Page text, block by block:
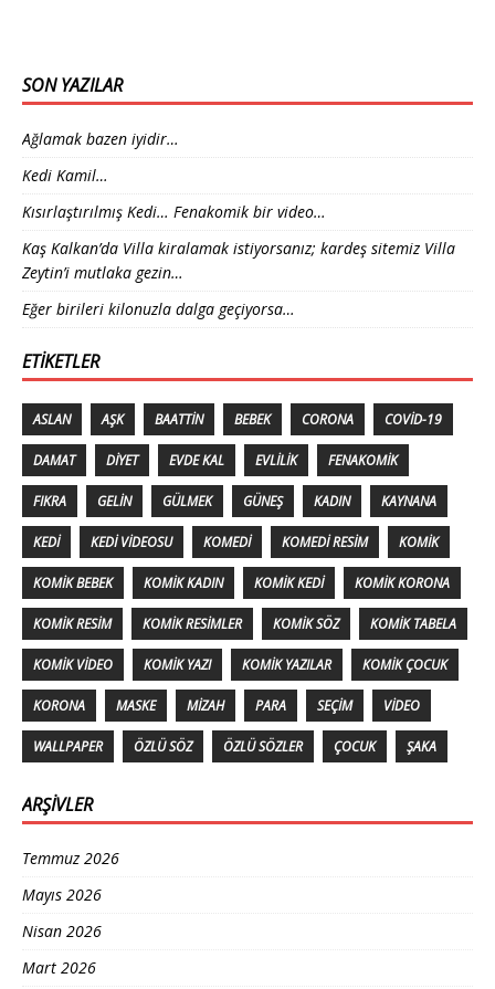
SON YAZILAR
Ağlamak bazen iyidir…
Kedi Kamil…
Kısırlaştırılmış Kedi… Fenakomik bir video…
Kaş Kalkan’da Villa kiralamak istiyorsanız; kardeş sitemiz Villa
Zeytin’i mutlaka gezin…
Eğer birileri kilonuzla dalga geçiyorsa…
ETIKETLER
ASLAN AŞK BAATTIN BEBEK CORONA COVID-19
DAMAT DIYET EVDE KAL EVLILIK FENAKOMIK
FIKRA GELIN GÜLMEK GÜNEŞ KADIN KAYNANA
KEDI KEDI VIDEOSU KOMEDI KOMEDI RESIM KOMIK
KOMIK BEBEK KOMIK KADIN KOMIK KEDI KOMIK KORONA
KOMIK RESIM KOMIK RESIMLER KOMIK SÖZ KOMIK TABELA
KOMIK VIDEO KOMIK YAZI KOMIK YAZILAR KOMIK ÇOCUK
KORONA MASKE MIZAH PARA SEÇIM VIDEO
WALLPAPER ÖZLÜ SÖZ ÖZLÜ SÖZLER ÇOCUK ŞAKA
ARŞIVLER
Temmuz 2026
Mayıs 2026
Nisan 2026
Mart 2026